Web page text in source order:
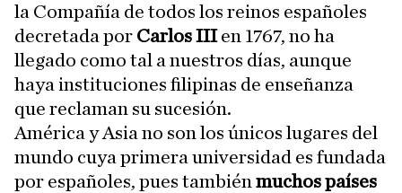
la Compañía de todos los reinos españoles
decretada por Carlos IIIen 1767, no ha
llegado como tal a nuestros días, aunque
haya instituciones filipinas de enseñanza
que reclaman su sucesión.
América y Asia no son los únicos lugares del
mundo cuya primera universidad es fundada
por españoles, pues también muchos países